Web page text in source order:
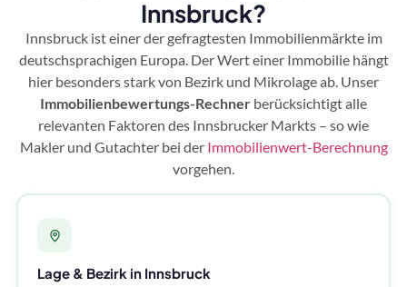
Innsbruck?
Innsbruck ist einer der gefragtesten Immobilienmärkte im
deutschsprachigen Europa. Der Wert einer Immobilie hängt
hier besonders stark von Bezirk und Mikrolage ab. Unser
Immobilienbewertungs-Rechner berücksichtigt alle
relevanten Faktoren des Innsbrucker Markts – so wie
Makler und Gutachter bei der Immobilienwert-Berechnung
vorgehen.
Lage & Bezirk in Innsbruck